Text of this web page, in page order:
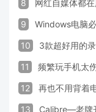
8 网红自媒体都
9 Windows电脑
10 3款超好用的
11 频繁玩手机太
12 再也不用背着
13 Calibre—老牌